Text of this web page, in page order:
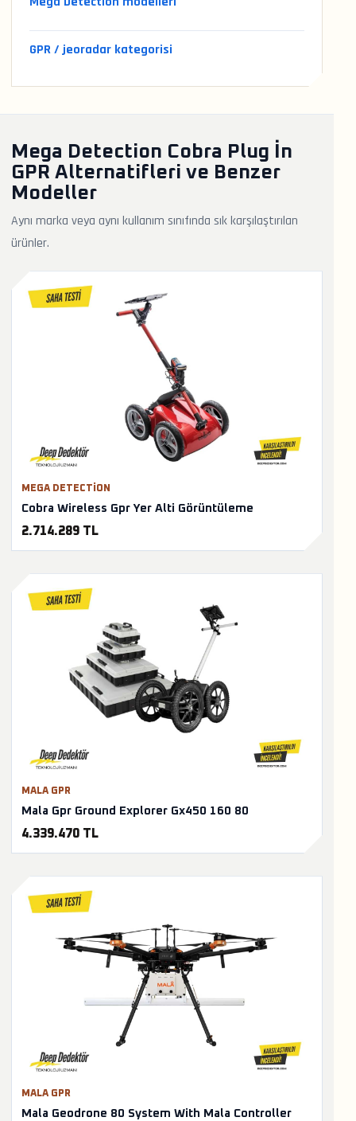
GPR / jeoradar kategorisi
Mega Detection Cobra Plug İn
GPR Alternatifleri ve Benzer
Modeller
Aynı marka veya aynı kullanım sınıfında sık karşılaştırılan
ürünler.
MEGA DETECTION
Cobra Wireless Gpr Yer Alti Görüntüleme
2.714.289 TL
MALA GPR
Mala Gpr Ground Explorer Gx450 160 80
4.339.470 TL
MALA GPR
Mala Geodrone 80 System With Mala Controller